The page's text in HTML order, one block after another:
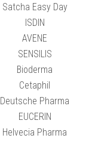
Satcha Easy Day
ISDIN
AVENE
SENSILIS
Bioderma
Cetaphil
Deutsche Pharma
EUCERIN
Helvecia Pharma